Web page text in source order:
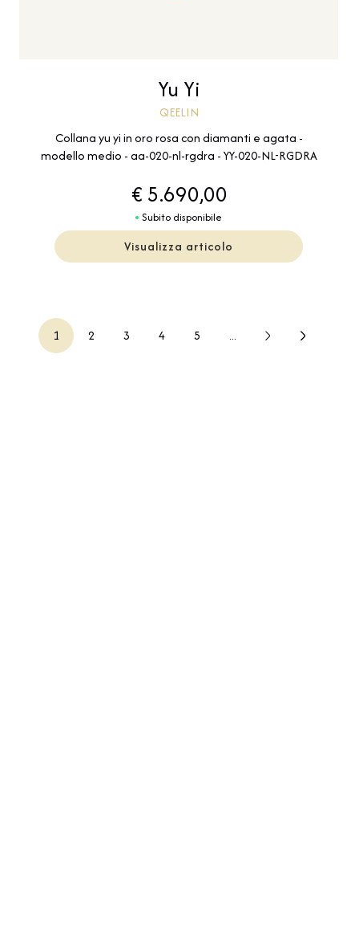
Yu Yi
QEELIN
Collana yu yi in oro rosa con diamanti e agata -
modello medio - aa-020-nl-rgdra - YY-020-NL-RGDRA
€ 5.690,00
Subito disponibile
Visualizza articolo
1 2 3 4 5 ...